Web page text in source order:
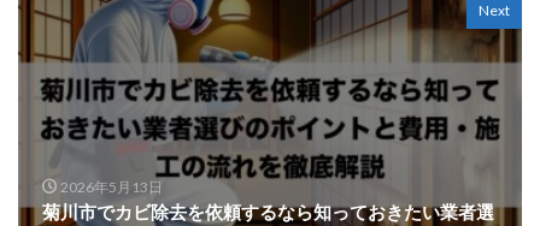
Next
2026年5月13日
菊川市でカビ除去を依頼するなら知っておきたい業者選